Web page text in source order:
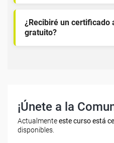
¿Recibiré un certificado
gratuito?
¡Únete a la
Actualmenteeste curso está
disponibles.